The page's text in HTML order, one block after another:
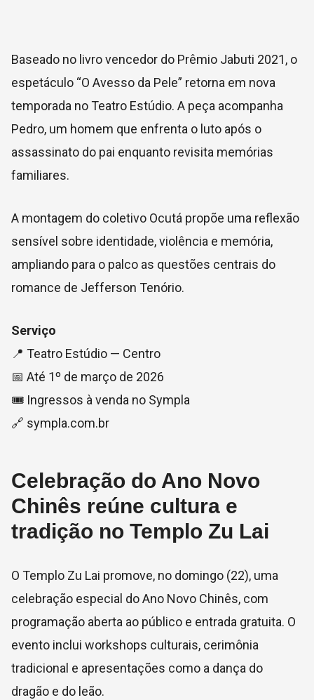
Baseado no livro vencedor do Prêmio Jabuti 2021, o
espetáculo “O Avesso da Pele” retorna em nova
temporada no Teatro Estúdio. A peça acompanha
Pedro, um homem que enfrenta o luto após o
assassinato do pai enquanto revisita memórias
familiares.
A montagem do coletivo Ocutá propõe uma reflexão
sensível sobre identidade, violência e memória,
ampliando para o palco as questões centrais do
romance de Jefferson Tenório.
Serviço
📍 Teatro Estúdio — Centro
📅 Até 1º de março de 2026
🎟️ Ingressos à venda no Sympla
🔗 sympla.com.br
Celebração do Ano Novo
Chinês reúne cultura e
tradição no Templo Zu Lai
O Templo Zu Lai promove, no domingo (22), uma
celebração especial do Ano Novo Chinês, com
programação aberta ao público e entrada gratuita. O
evento inclui workshops culturais, cerimônia
tradicional e apresentações como a dança do
dragão e do leão.